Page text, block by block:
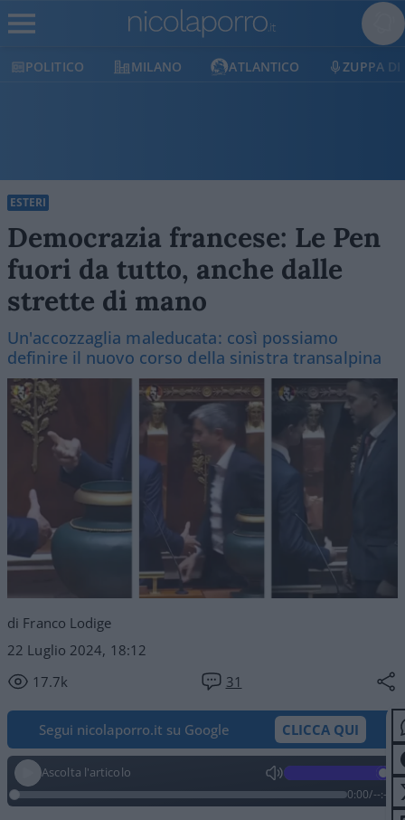
POLITICO MILANO ATLANTICO ZUPPA DI
ESTERI
Democrazia francese: Le Pen
fuori da tutto, anche dalle
strette di mano
Un'accozzaglia maleducata: così possiamo
definire il nuovo corso della sinistra transalpina
di Franco Lodige
22 Luglio 2024, 18:12
17.7k
31
Segui nicolaporro.it su Google CLICCA QUI
Ascolta l'articolo
0:00/--:--